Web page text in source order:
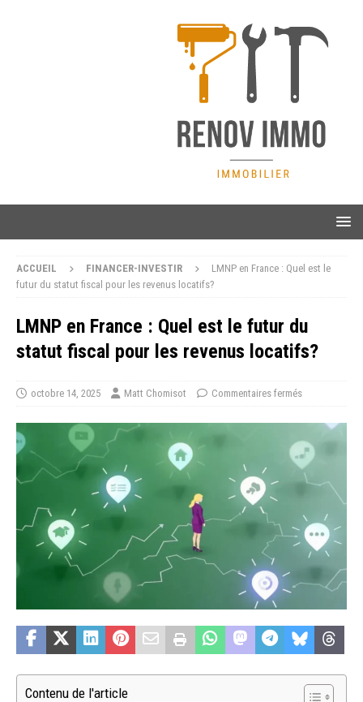
ACCUEIL FINANCER-INVESTIR
LMNP en France : Quel est le
futur du statut fiscal pour les revenus locatifs?
LMNP en France : Quel est le futur du
statut fiscal pour les revenus locatifs?
octobre 14, 2025 Matt Chomisot Commentaires fermés
Contenu de l'article